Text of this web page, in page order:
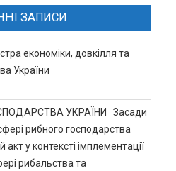
ЗАПИСИ
економіки, довкілля та
України
УКРАЇНИ Засади
рибного господарства
у контексті імплементації
рибальства та